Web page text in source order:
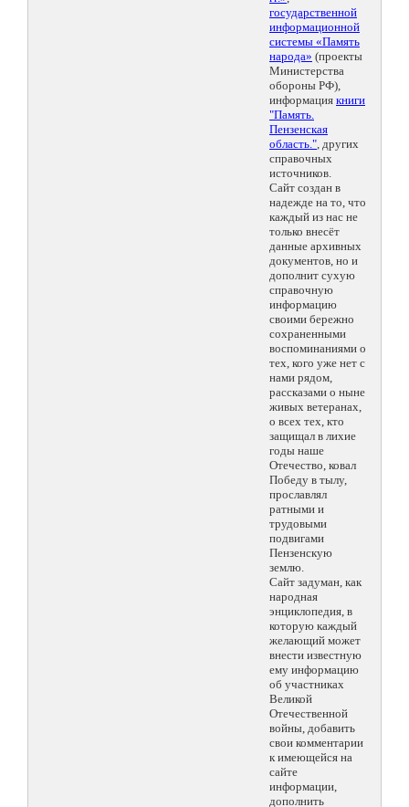
государственной
информационной
системы «Память
народа» (проекты
Министерства
обороны РФ),
информация книги
"Память.
Пензенская
область.", других
справочных
источников.
Сайт создан в
надежде на то, что
каждый из нас не
только внесёт
данные архивных
документов, но и
дополнит сухую
справочную
информацию
своими бережно
сохраненными
воспоминаниями о
тех, кого уже нет с
нами рядом,
рассказами о ныне
живых ветеранах,
о всех тех, кто
защищал в лихие
годы наше
Отечество, ковал
Победу в тылу,
прославлял
ратными и
трудовыми
подвигами
Пензенскую
землю.
Сайт задуман, как
народная
энциклопедия, в
которую каждый
желающий может
внести известную
ему информацию
об участниках
Великой
Отечественной
войны, добавить
свои комментарии
к имеющейся на
сайте
информации,
дополнить